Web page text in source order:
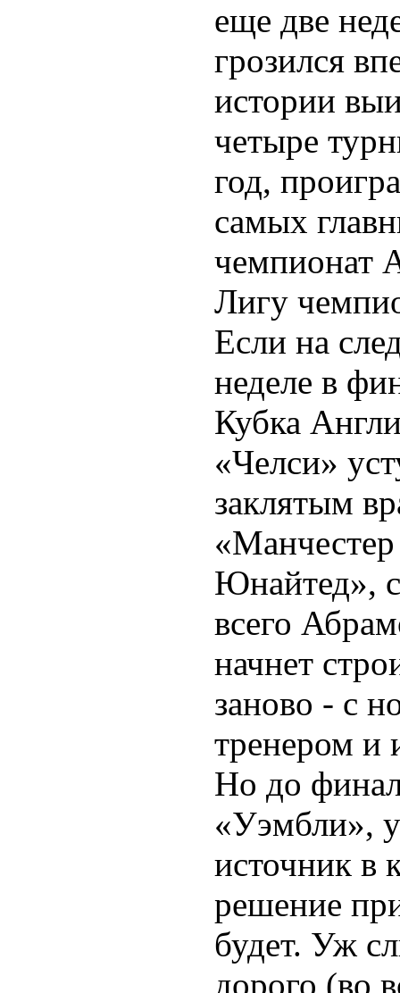
еще две
грозился
истории
четыре
год,
самых
чемпионат
Лигу
Если на
неделе в
Кубка
«Челси»
заклятым
«Манчестер
Юнайтед»,
всего
начнет
заново - с
тренером и
Но до
«Уэмбли»,
источник в
решение
будет. Уж
дорого (во